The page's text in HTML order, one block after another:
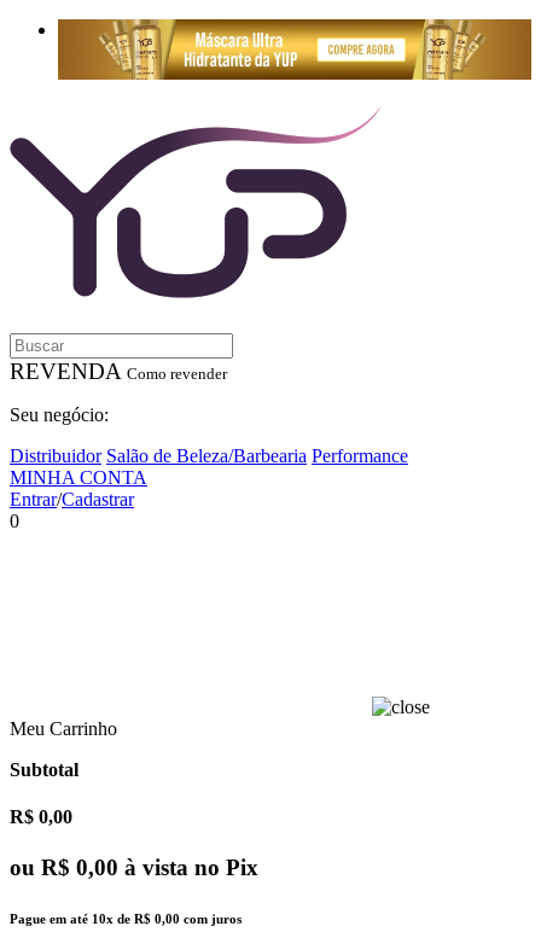
REVENDA Como revender
Seu negócio:
Distribuidor Salão de Beleza/Barbearia Performance
MINHA CONTA
Entrar/Cadastrar
0
Meu Carrinho
Subtotal
R$ 0,00
ou R$ 0,00 à vista no Pix
Pague em até 10x de R$ 0,00 com juros